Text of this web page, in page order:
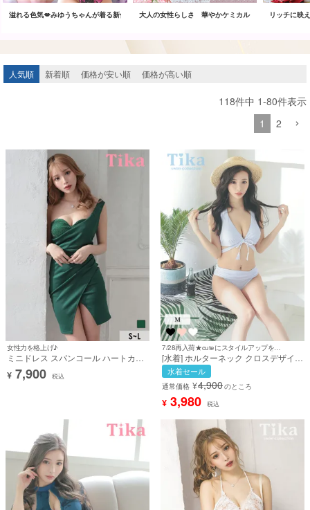
溢れる色気💋みゆうちゃんが着る新作ランジェリー💜✨大人の女性らしさ 華やかケミカルレースドレス👗✨
リッチに映
人気順 新着順 価格が安い順 価格が高い順
118件中 1-80件表示
1
2
女性力を格上げ♪
ミニドレス スパンコール ハートカッ
ト 谷間魅せ ワンショルダーデ ラップ
風スリット L グリーン 緑 タイト キャ
¥ 7,900 税込
[水着] ホルターネック クロスデザイン
ハイウエスト お腹カバー リボン シン
プル 無地 白 ホワイト ビキニ (みゆう
着用) [tk-swmyy2022]
水着セール
通常価格 ¥4,900のところ
¥ 3,980 税込